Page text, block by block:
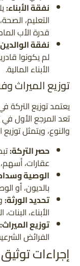
نفقة الأبناء:
التعليم،
قدرة الأب
نفقة
لم يكونوا
الأبناء المالية.
توزيع الميراث
يعتمد توزيع التركة
تعد المرجع الأول
والنوع، ويتمثل
حصر التركة:
عقارات،
الوصية
بالديون، أو
تحديد الورثة:
الأبناء،
توزيع الميراث:
الفرائض
إجراءات